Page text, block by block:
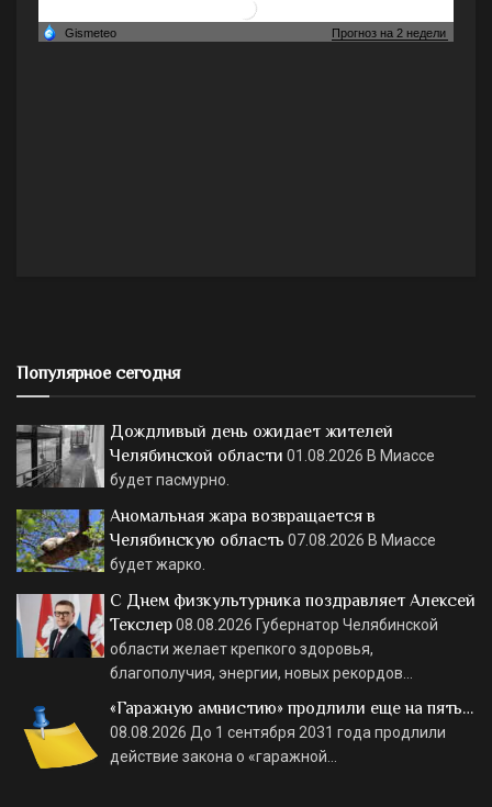
Популярное сегодня
Дождливый день ожидает жителей
Челябинской области 01.08.2026 В Миассе
будет пасмурно.
Аномальная жара возвращается в
Челябинскую область 07.08.2026 В Миассе
будет жарко.
С Днем физкультурника поздравляет Алексей
Текслер08.08.2026 Губернатор Челябинской
области желает крепкого здоровья,
благополучия, энергии, новых рекордов…
«Гаражную амнистию» продлили еще на пять…
08.08.2026 До 1 сентября 2031 года продлили
действие закона о «гаражной…